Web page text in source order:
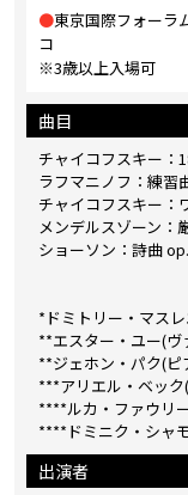
●東京国際フォーラ
コ
※3歳以上入場可
曲目
チャイコフスキー：
ラフマニノフ：練習
チャイコフスキー：
メンデルスゾーン：
ショーソン：詩曲
*ドミトリー・マス
**エスター・ユー(ヴ
**ジェホン・パク(ピ
***アリエル・ベック
****ルカ・ファウリ
****ドミニク・シャ
出演者